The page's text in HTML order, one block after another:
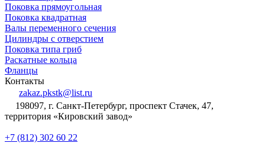
Поковка прямоугольная
Поковка квадратная
Валы переменного сечения
Цилиндры с отверстием
Поковка типа гриб
Раскатные кольца
Фланцы
Контакты
zakaz.pkstk@list.ru
198097, г. Санкт-Петербург, проспект Стачек, 47,
территория «Кировский завод»
+7 (812) 302 60 22